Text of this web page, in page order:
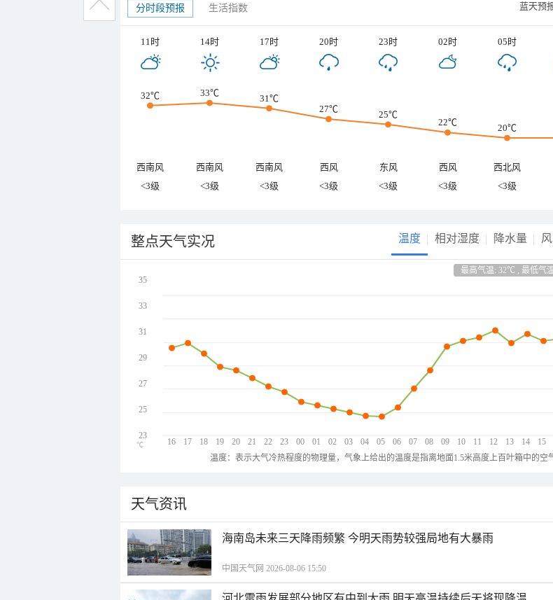
分时段预报 生活指数 蓝天预
11时 14时 17时 20时 23时 02时 05时
32℃ 33℃
31℃
27℃
25℃
22℃
20℃
西南风 西南风 西南风 西风 东风 西风 西北风
<3级
<3级 <3级 <3级 <3级 <3级 <3级
整点天气实况 温度 相对湿度 降水量
最高气温: 32℃ , 最低气
16 17 18 19 20 21 22 23 00 01 02 03 04 05 06 07 08 09 10 11 12 13 14 15
35
33
31
29
27
25
23
℃
温度：表示大气冷热程度的物理量，气象上给出的温度是指离地面1.5米高度上百叶箱中的空
天气资讯
海南岛未来三天降雨频繁 今明天雨势较强局地有大暴雨
中国天气网 2026-08-06 15:50